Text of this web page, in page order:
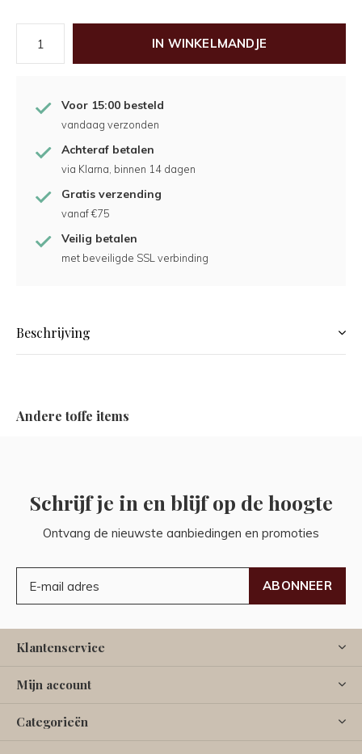
IN WINKELMANDJE
Voor 15:00 besteld
vandaag verzonden
Achteraf betalen
via Klarna, binnen 14 dagen
Gratis verzending
vanaf €75
Veilig betalen
met beveiligde SSL verbinding
Beschrijving
Andere toffe items
Schrijf je in en blijf op de hoogte
Ontvang de nieuwste aanbiedingen en promoties
ABONNEER
Klantenservice
Mijn account
Categorieën